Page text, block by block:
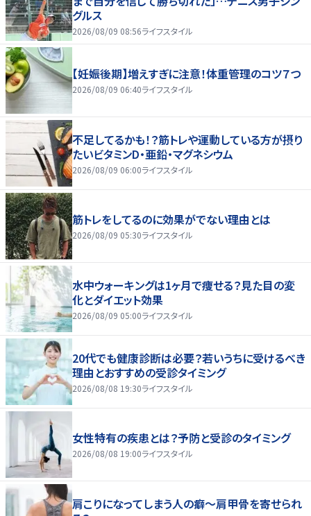
グルス
2026/08/09 08:56ライフスタイル
【妊娠後期】増えすぎに注意！体重管理のコツ７つ
2026/08/09 06:40ライフスタイル
不足してるかも！？筋トレや運動している方が摂り
たいビタミンD・亜鉛・マグネシウム
2026/08/09 06:00ライフスタイル
筋トレをしてるのに効果がでない理由とは
2026/08/09 05:30ライフスタイル
水中ウォーキングは1ヶ月で痩せる？見た目の変
化とダイエット効果
2026/08/09 05:00ライフスタイル
20代でも健康診断は必要？若いうちに受けるべき
理由とおすすめの受診タイミング
2026/08/08 19:30ライフスタイル
女性特有の疾患とは？予防と受診のタイミング
2026/08/08 19:00ライフスタイル
肩こりになってしまう人の癖～肩甲骨を寄せられ